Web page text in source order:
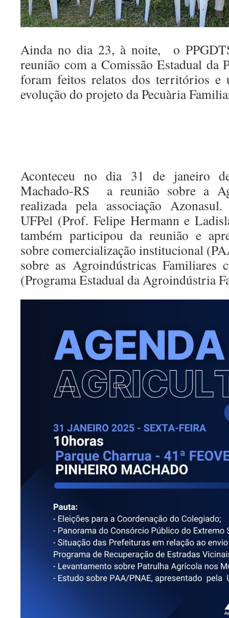
Ainda no dia 23, à noite, o
reunião com a Comissão Estadual da
foram feitos relatos dos territórios e
evolução do projeto da Pecuària
Aconteceu no dia 31 de janeiro
Machado-RS a reunião sobre a
realizada pela associação
UFPel (Prof. Felipe Hermann e
também participou da reunião e
sobre comercialização institucional
sobre as Agroindústricas Familiares
(Programa Estadual da Agroindústria